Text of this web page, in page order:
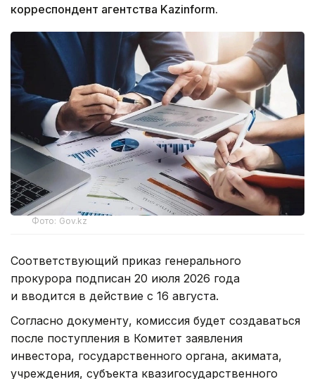
корреспондент агентства Kazinform.
Фото: Gov.kz
Соответствующий приказ генерального
прокурора подписан 20 июля 2026 года
и вводится в действие с 16 августа.
Согласно документу, комиссия будет создаваться
после поступления в Комитет заявления
инвестора, государственного органа, акимата,
учреждения, субъекта квазигосударственного